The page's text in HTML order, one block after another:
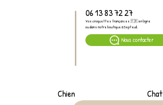
Chien Chat
06 13 83 72 27
Vos croquettes françaises 🇫🇷 en ligne
ou dans notre boutique à Septeuil
Nous contacter